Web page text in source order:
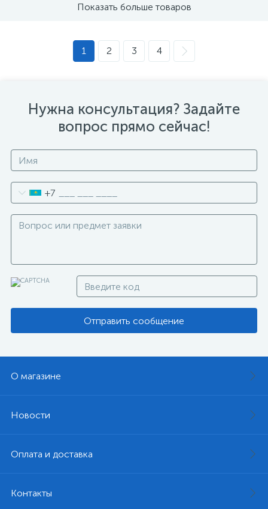
Показать больше товаров
1 2 3 4
Нужна консультация? Задайте
вопрос прямо сейчас!
+7
Отправить сообщение
О магазине
Новости
Оплата и доставка
Контакты